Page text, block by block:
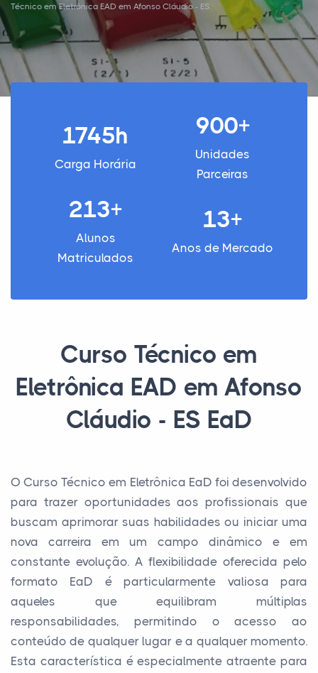
Técnico em Eletrônica EAD em Afonso Cláudio - ES.
1745h
Carga Horária
900+
Unidades
Parceiras
213+
Alunos
Matriculados
13+
Anos de Mercado
Curso Técnico em
Eletrônica EAD em Afonso
Cláudio - ES EaD
O Curso Técnico em Eletrônica EaD foi desenvolvido
para trazer oportunidades aos profissionais que
buscam aprimorar suas habilidades ou iniciar uma
nova carreira em um campo dinâmico e em
constante evolução. A flexibilidade oferecida pelo
formato EaD é particularmente valiosa para
aqueles que equilibram múltiplas
responsabilidades, permitindo o acesso ao
conteúdo de qualquer lugar e a qualquer momento.
Esta característica é especialmente atraente para